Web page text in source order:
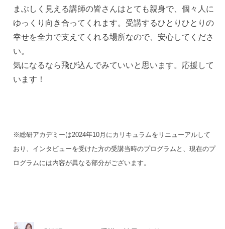
まぶしく見える講師の皆さんはとても親身で、個々人に
ゆっくり向き合ってくれます。受講するひとりひとりの
幸せを全力で支えてくれる場所なので、安心してくださ
い。
気になるなら飛び込んでみていいと思います。応援して
います！
※総研アカデミーは2024年10月にカリキュラムをリニューアルして
おり、インタビューを受けた方の受講当時のプログラムと、現在のプ
ログラムには内容が異なる部分がございます。